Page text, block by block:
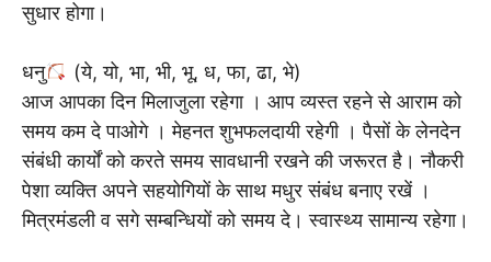
सुधार होगा।
धनु
(ये, यो, भा, भी, भू, ध, फा, ढा, भे)
आज आपका दिन मिलाजुला रहेगा । आप व्यस्त रहने से आराम को
समय कम दे पाओगे । मेहनत शुभफलदायी रहेगी । पैसों के लेनदेन
संबंधी कार्यों को करते समय सावधानी रखने की जरूरत है। नौकरी
पेशा व्यक्ति अपने सहयोगियों के साथ मधुर संबंध बनाए रखें ।
मित्रमंडली व सगे सम्बन्धियों को समय दे। स्वास्थ्य सामान्य रहेगा।